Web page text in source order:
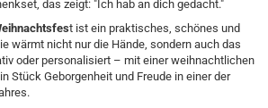
das zeigt: "Ich hab an dich gedacht."
t ist ein praktisches, schönes und
wärmt nicht nur die Hände, sondern auch das
oder personalisiert – mit einer weihnachtlichen
Stück Geborgenheit und Freude in einer der